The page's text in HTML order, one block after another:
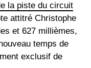
la piste du circuit
attitré Christophe
et 627 millièmes,
temps de
exclusif de